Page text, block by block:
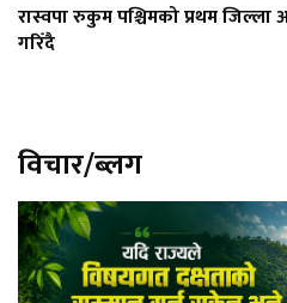
रास्वपा रुकुम पश्चिमको प्रथम
गरिँदै
विचार/ब्लग